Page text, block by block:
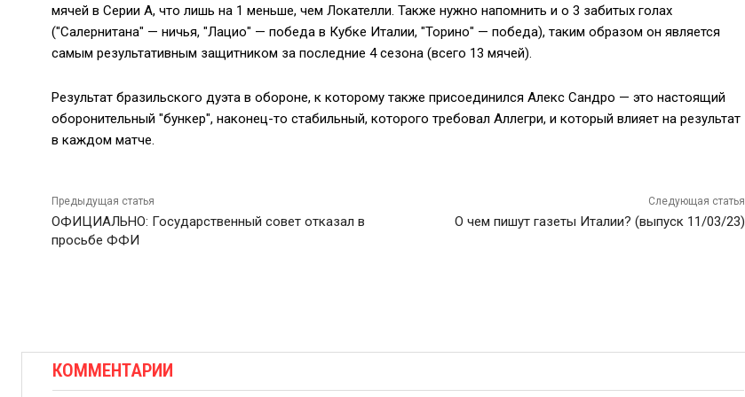
мячей в Серии А, что лишь на 1 меньше, чем Локателли. Также нужно напомнить и о 3 забитых голах
("Салернитана" — ничья, "Лацио" — победа в Кубке Италии, "Торино" — победа), таким образом он является
самым результативным защитником за последние 4 сезона (всего 13 мячей).
Результат бразильского дуэта в обороне, к которому также присоединился Алекс Сандро — это настоящий
оборонительный "бункер", наконец-то стабильный, которого требовал Аллегри, и который влияет на результат
в каждом матче.
Предыдущая статья
ОФИЦИАЛЬНО: Государственный совет отказал в
просьбе ФФИ
Следующая статья
О чем пишут газеты Италии? (выпуск 11/03/23)
КОММЕНТАРИИ